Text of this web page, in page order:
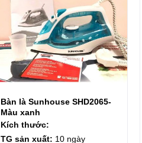
Bàn là Sunhouse SHD2065-
Màu xanh
Kích thước:
TG sản xuất: 10 ngày